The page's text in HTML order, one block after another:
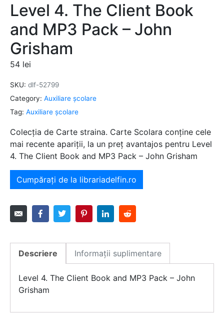
Level 4. The Client Book
and MP3 Pack – John
Grisham
54 lei
SKU: dlf-52799
Category: Auxiliare şcolare
Tag: Auxiliare şcolare
Colecția de Carte straina. Carte Scolara conține cele
mai recente apariții, la un preț avantajos pentru Level
4. The Client Book and MP3 Pack – John Grisham
Cumpărați de la librariadelfin.ro
Descriere Informații suplimentare
Level 4. The Client Book and MP3 Pack – John
Grisham